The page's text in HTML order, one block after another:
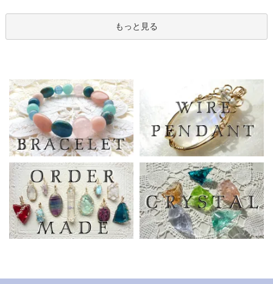
もっと見る